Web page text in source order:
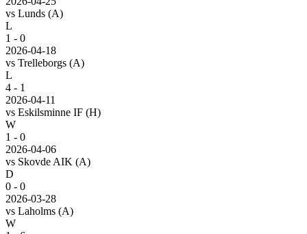
vs Lunds (A)
L
1 - 0
2026-04-18
vs Trelleborgs (A)
L
4 - 1
2026-04-11
vs Eskilsminne IF (H)
W
1 - 0
2026-04-06
vs Skovde AIK (A)
D
0 - 0
2026-03-28
vs Laholms (A)
W